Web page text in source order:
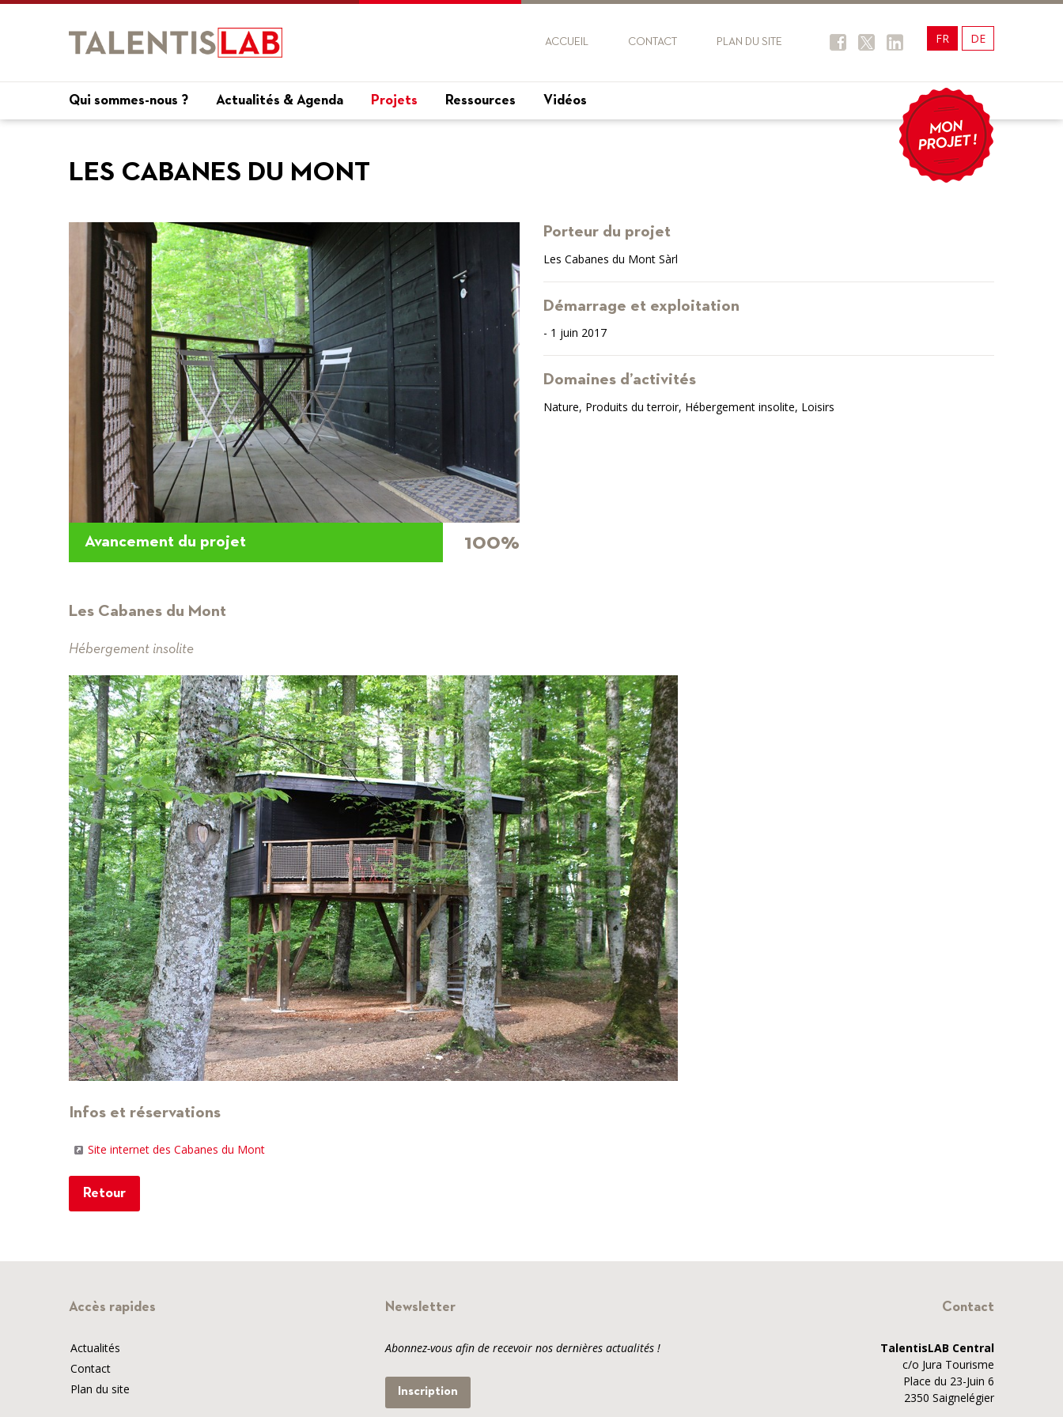
FR DE
ACCUEIL CONTACT PLAN DU SITE
Qui sommes-nous ? Actualités & Agenda Projets Ressources Vidéos
LES CABANES DU MONT
Avancement du projet 100%
Porteur du projet
Les Cabanes du Mont Sàrl
Démarrage et exploitation
- 1 juin 2017
Domaines d’activités
Nature, Produits du terroir, Hébergement insolite, Loisirs
Les Cabanes du Mont
Hébergement insolite
Infos et réservations
Site internet des Cabanes du Mont
Retour
Accès rapides
Actualités
Contact
Plan du site
Newsletter
Abonnez-vous afin de recevoir nos dernières actualités !
Inscription
Contact
TalentisLAB Central
c/o Jura Tourisme
Place du 23-Juin 6
2350 Saignelégier